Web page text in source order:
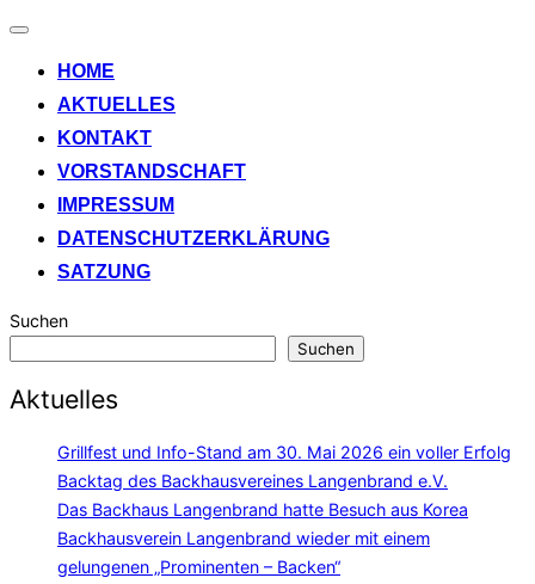
Navigation
HOME
AKTUELLES
KONTAKT
VORSTANDSCHAFT
IMPRESSUM
DATENSCHUTZERKLÄRUNG
SATZUNG
Suchen
Suchen
Aktuelles
Grillfest und Info-Stand am 30. Mai 2026 ein voller Erfolg
Backtag des Backhausvereines Langenbrand e.V.
Das Backhaus Langenbrand hatte Besuch aus Korea
Backhausverein Langenbrand wieder mit einem
gelungenen „Prominenten – Backen“